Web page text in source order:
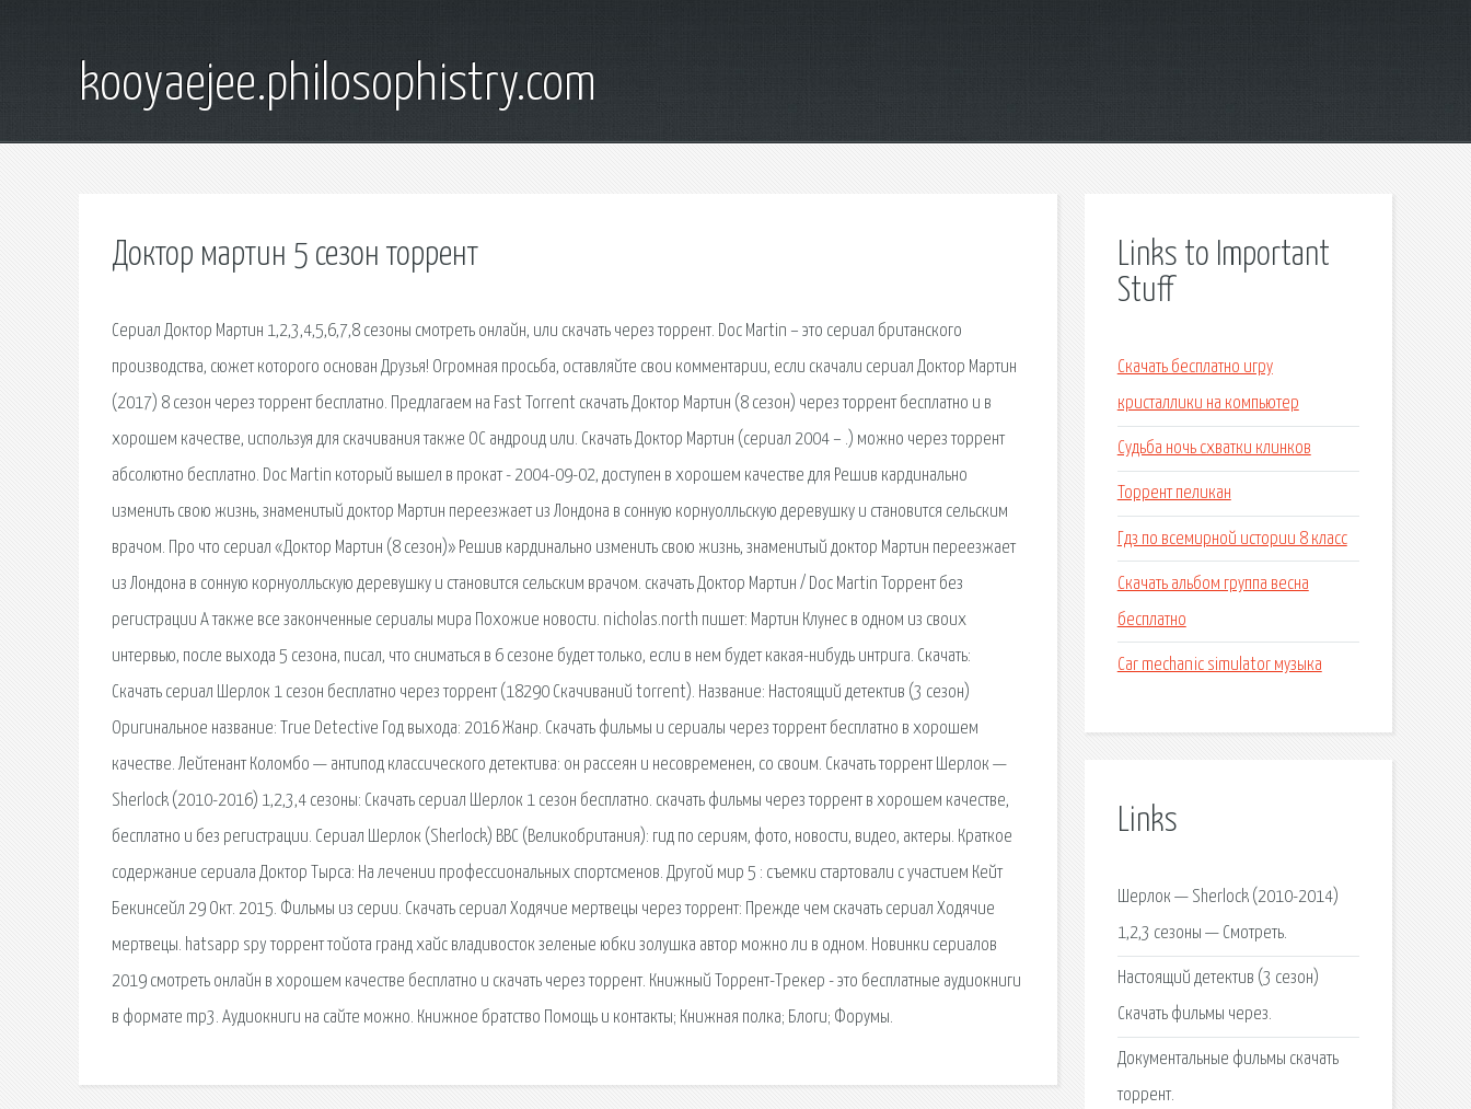
kooyaejee.philosophistry.com
Доктор мартин 5 сезон торрент
Сериал Доктор Мартин 1,2,3,4,5,6,7,8 сезоны смотреть онлайн, или скачать через торрент. Doc Martin – это сериал британского
производства, сюжет которого основан Друзья! Огромная просьба, оставляйте свои комментарии, если скачали сериал Доктор Мартин
(2017) 8 сезон через торрент бесплатно. Предлагаем на Fast Torrent скачать Доктор Мартин (8 сезон) через торрент бесплатно и в
хорошем качестве, используя для скачивания также ОС андроид или. Скачать Доктор Мартин (сериал 2004 – .) можно через торрент
абсолютно бесплатно. Doc Martin который вышел в прокат - 2004-09-02, доступен в хорошем качестве для Решив кардинально
изменить свою жизнь, знаменитый доктор Мартин переезжает из Лондона в сонную корнуолльскую деревушку и становится сельским
врачом. Про что сериал «Доктор Мартин (8 сезон)» Решив кардинально изменить свою жизнь, знаменитый доктор Мартин переезжает
из Лондона в сонную корнуолльскую деревушку и становится сельским врачом. скачать Доктор Мартин / Doc Martin Торрент без
регистрации А также все законченные сериалы мира Похожие новости. nicholas.north пишет: Мартин Клунес в одном из своих
интервью, после выхода 5 сезона, писал, что сниматься в 6 сезоне будет только, если в нем будет какая-нибудь интрига. Скачать:
Скачать сериал Шерлок 1 сезон бесплатно через торрент (18290 Скачиваний torrent). Название: Настоящий детектив (3 сезон)
Оригинальное название: True Detective Год выхода: 2016 Жанр. Скачать фильмы и сериалы через торрент бесплатно в хорошем
качестве. Лейтенант Коломбо — антипод классического детектива: он рассеян и несовременен, со своим. Скачать торрент Шерлок —
Sherlock (2010-2016) 1,2,3,4 сезоны: Скачать сериал Шерлок 1 сезон бесплатно. скачать фильмы через торрент в хорошем качестве,
бесплатно и без регистрации. Сериал Шерлок (Sherlock) BBC (Великобритания): гид по сериям, фото, новости, видео, актеры. Краткое
содержание сериала Доктор Тырса: На лечении профессиональных спортсменов. Другой мир 5 : съемки стартовали с участием Кейт
Бекинсейл 29 Окт. 2015. Фильмы из серии. Скачать сериал Ходячие мертвецы через торрент: Прежде чем скачать сериал Ходячие
мертвецы. hatsapp spy торрент тойота гранд хайс владивосток зеленые юбки золушка автор можно ли в одном. Новинки сериалов
2019 смотреть онлайн в хорошем качестве бесплатно и скачать через торрент. Книжный Торрент-Трекер - это бесплатные аудиокниги
в формате mp3. Аудиокниги на сайте можно. Книжное братство Помощь и контакты; Книжная полка; Блоги; Форумы.
Links to Important
Stuff
Скачать бесплатно игру
кристаллики на компьютер
Судьба ночь схватки клинков
Торрент пеликан
Гдз по всемирной истории 8 класс
Скачать альбом группа весна
бесплатно
Car mechanic simulator музыка
Links
Шерлок — Sherlock (2010-2014)
1,2,3 сезоны — Смотреть.
Настоящий детектив (3 сезон)
Скачать фильмы через.
Документальные фильмы скачать
торрент.